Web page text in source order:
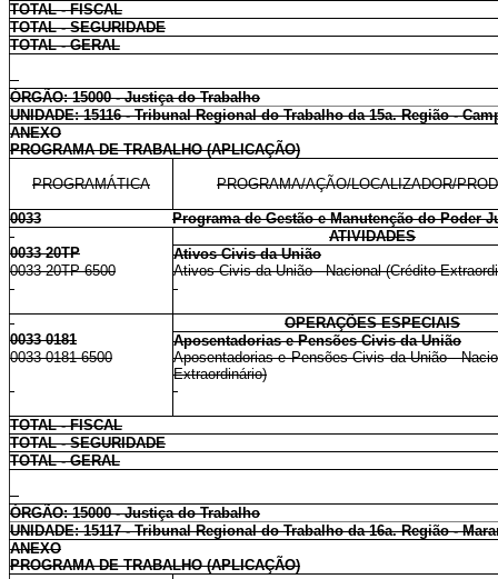
TOTAL - FISCAL
TOTAL - SEGURIDADE
TOTAL - GERAL
ÓRGÃO: 15000 - Justiça do Trabalho
UNIDADE: 15116 - Tribunal Regional do Trabalho da 15a. Região -
ANEXO
PROGRAMA DE TRABALHO (APLICAÇÃO)
PROGRAMÁTICA PROGRAMA/AÇÃO/LOCALIZADOR/
0033
Programa de Gestão e Manutenção do Poder
ATIVIDADES
0033 20TP
Ativos Civis da União
0033 20TP 6500
Ativos Civis da União - Nacional (Crédito
OPERAÇÕES ESPECIAIS
0033 0181
Aposentadorias e Pensões Civis da União
0033 0181 6500
Aposentadorias e Pensões Civis da União -
Extraordinário)
TOTAL - FISCAL
TOTAL - SEGURIDADE
TOTAL - GERAL
ÓRGÃO: 15000 - Justiça do Trabalho
UNIDADE: 15117 - Tribunal Regional do Trabalho da 16a. Região -
ANEXO
PROGRAMA DE TRABALHO (APLICAÇÃO)